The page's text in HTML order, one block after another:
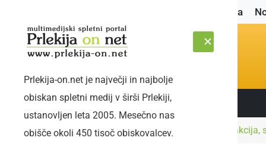
Naslovnica
NEDELJA, 9. AVGUST 2026 Sledite nam:
Prlekija-on.net je največji in najbolje
obiskan spletni medij v širši Prlekiji,
ustanovljen leta 2005. Mesečno nas
obišče okoli 450 tisoč obiskovalcev.
Naslovnica Črna kronikaPoteka iskalna akcija,